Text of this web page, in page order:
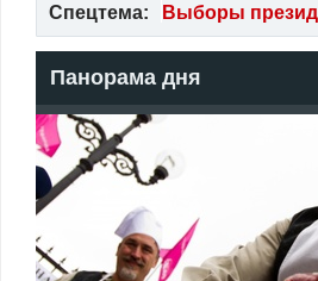
Спецтема: Выборы
Панорама дня